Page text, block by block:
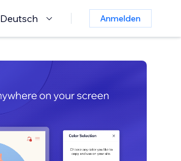
Deutsch Anmelden